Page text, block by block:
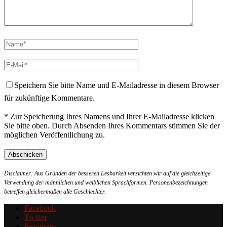
Speichern Sie bitte Name und E-Mailadresse in diesem Browser
für zukünftige Kommentare.
* Zur Speicherung Ihres Namens und Ihrer E-Mailadresse klicken
Sie bitte oben. Durch Absenden Ihres Kommentars stimmen Sie der
möglichen Veröffentlichung zu.
Disclaimer: Aus Gründen der besseren Lesbarkeit verzichten wir auf die gleichzeitige
Verwendung der männlichen und weiblichen Sprachformen. Personenbezeichnungen
betreffen gleichermaßen alle Geschlechter.
Facebook
Twitter